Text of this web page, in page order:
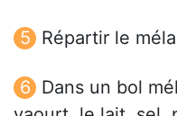
Répartir le
Dans un bol